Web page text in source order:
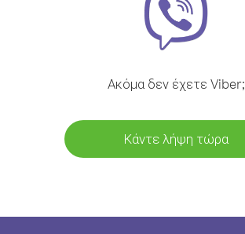
Ακόμα δεν έχετε Viber;
Κάντε λήψη τώρα